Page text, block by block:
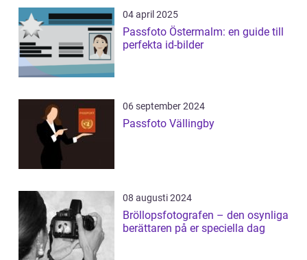
04 april 2025
Passfoto Östermalm: en guide till
perfekta id-bilder
06 september 2024
Passfoto Vällingby
08 augusti 2024
Bröllopsfotografen – den osynliga
berättaren på er speciella dag